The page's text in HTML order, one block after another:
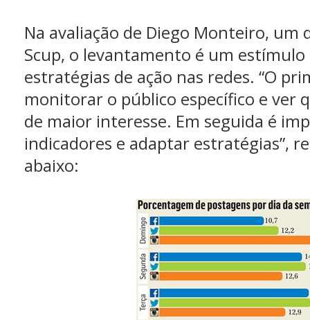
Na avaliação de Diego Monteiro, um
Scup, o levantamento é um
estratégias de ação nas redes. “O
monitorar o público específico e ver
de maior interesse. Em seguida é
indicadores e adaptar estratégias”,
abaixo: